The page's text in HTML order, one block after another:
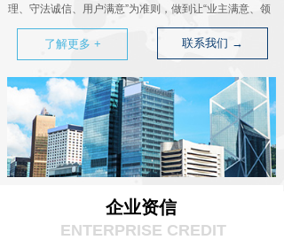
联系我们 →
了解更多 +
理、守法诚信、用户满意”为准则，做到让“业主满意、领
导信任、社会认可”。面向全国的发展战略，经营网络遍
布国内。
欢迎朋友加盟、合作、共赢！
企业资信
ENTERPRISE CREDIT